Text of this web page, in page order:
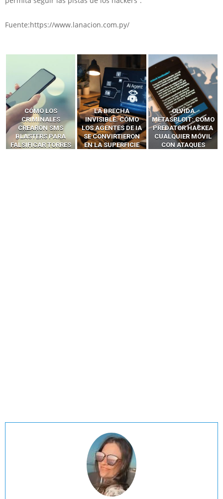
Fuente:https://www.lanacion.com.py/
LA BRECHA
INVISIBLE: CÓMO
LOS AGENTES DE IA
SE CONVIRTIERON
EN LA SUPERFICIE
OLVIDA
METASPLOIT: CÓMO
PREDATOR HACKEA
CUALQUIER MÓVIL
CON ATAQUES
CÓMO LOS HACKERS
INTERCEPTAN OTPS
Y LLAMADAS
MÓVILES SIN
‘HACKEAR’ — EL